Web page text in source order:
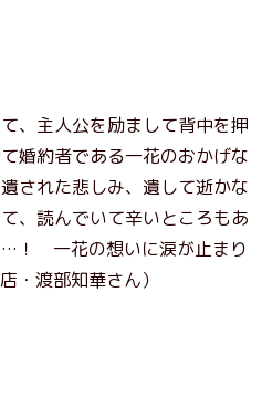
、主人公を励まして背中を押
婚約者である一花のおかげな
された悲しみ、遺して逝かな
、読んでいて辛いところもあ
…！ 一花の想いに涙が止まり
・渡部知華さん）